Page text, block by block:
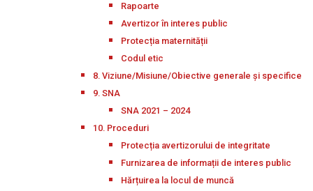
Rapoarte
Avertizor în interes public
Protecția maternității
Codul etic
8. Viziune/Misiune/Obiective generale și specifice
9. SNA
SNA 2021 – 2024
10. Proceduri
Protecția avertizorului de integritate
Furnizarea de informații de interes public
Hărțuirea la locul de muncă